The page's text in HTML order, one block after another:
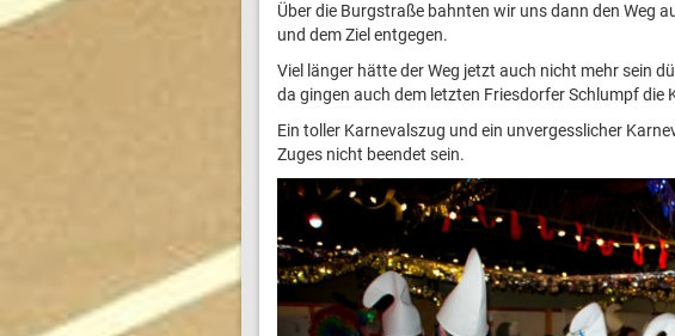
Über die Burgstraße bahnten wir uns dann den Weg
und dem Ziel entgegen.
Viel länger hätte der Weg jetzt auch nicht mehr sein
da gingen auch dem letzten Friesdorfer Schlumpf die
Ein toller Karnevalszug und ein unvergesslicher
Zuges nicht beendet sein.